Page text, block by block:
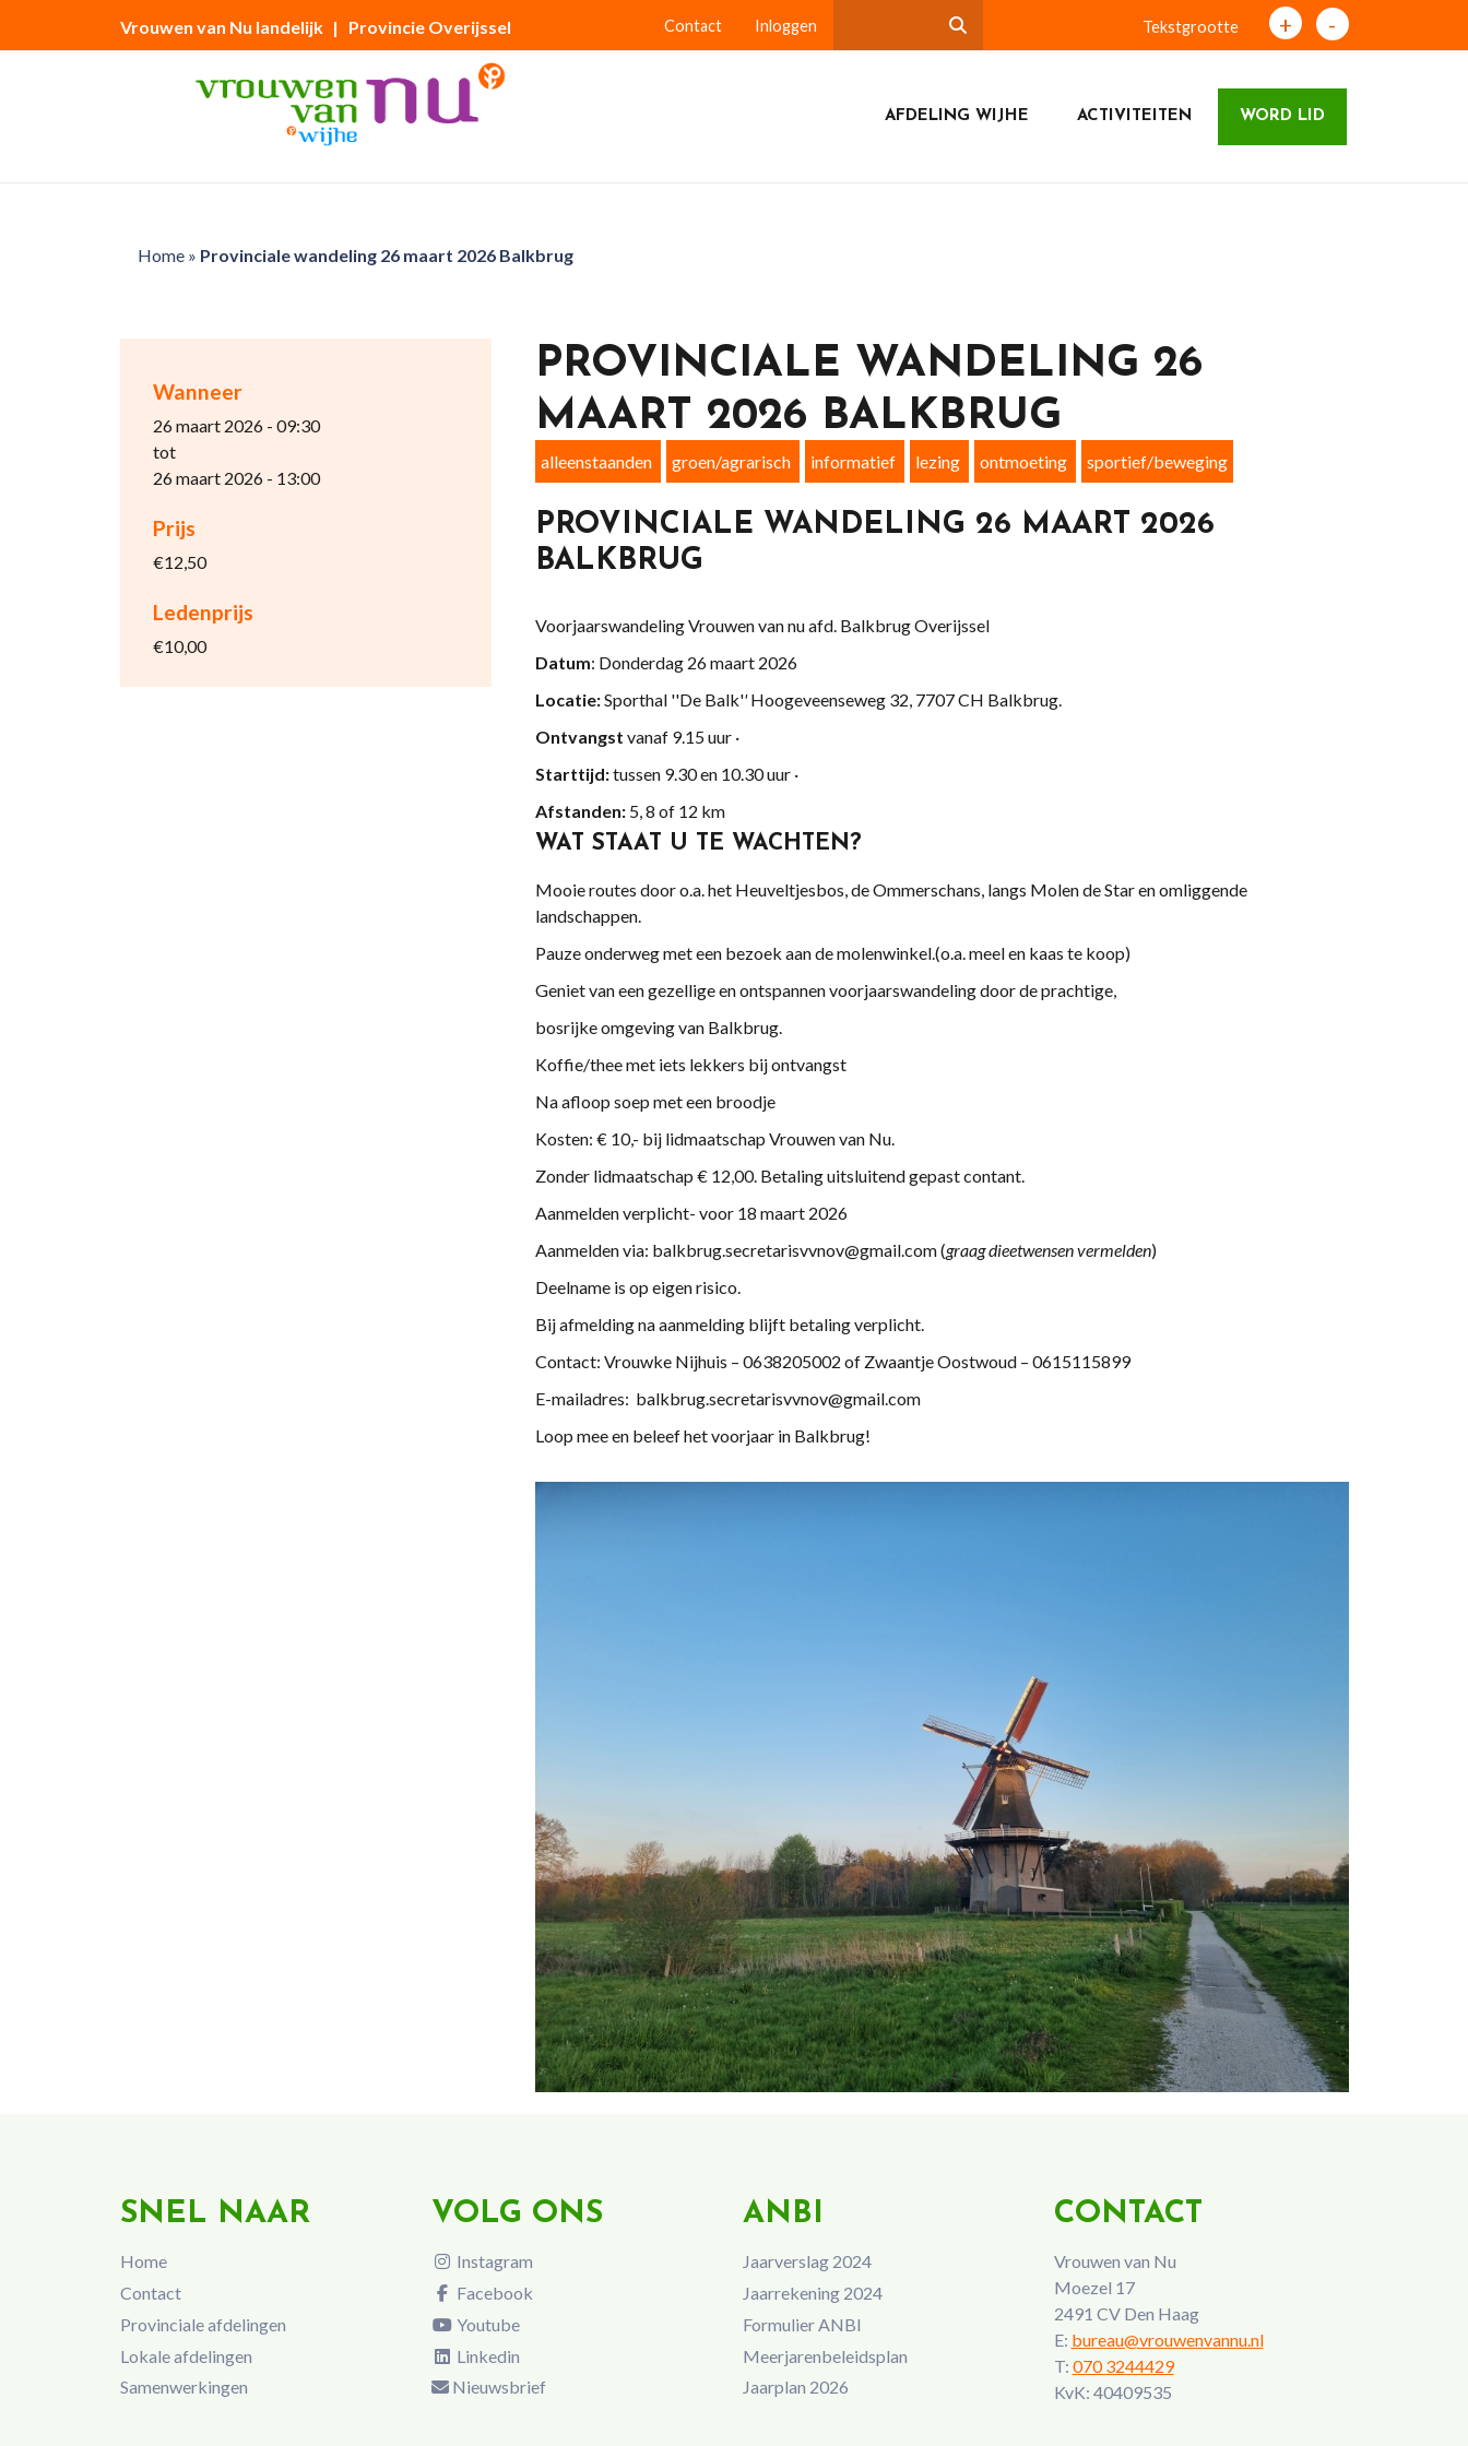
Vrouwen van Nu landelijk | Provincie Overijssel Contact Inloggen Tekstgrootte + -
AFDELING WIJHE ACTIVITEITEN WORD LID
Home» Provinciale wandeling 26 maart 2026 Balkbrug
Wanneer
26 maart 2026 - 09:30
tot
26 maart 2026 - 13:00
Prijs
€12,50
Ledenprijs
€10,00
PROVINCIALE WANDELING 26
MAART 2026 BALKBRUG
alleenstaanden groen/agrarisch informatief lezing ontmoeting sportief/beweging
PROVINCIALE WANDELING 26 MAART 2026
BALKBRUG
Voorjaarswandeling Vrouwen van nu afd. Balkbrug Overijssel
Datum: Donderdag 26 maart 2026
Locatie:Sporthal ''De Balk''Hoogeveenseweg 32, 7707 CH Balkbrug.
Ontvangst vanaf 9.15 uur ·
Starttijd:tussen 9.30 en 10.30 uur ·
Afstanden:5, 8 of 12 km
WAT STAAT U TE WACHTEN?
Mooie routes door o.a. het Heuveltjesbos, de Ommerschans, langs Molen de Star en omliggende
landschappen.
Pauze onderweg met een bezoek aan de molenwinkel.(o.a. meel en kaas te koop)
Geniet van een gezellige en ontspannen voorjaarswandeling door de prachtige,
bosrijke omgeving van Balkbrug.
Koffie/thee met iets lekkers bij ontvangst
Na afloop soep met een broodje
Kosten: € 10,- bij lidmaatschap Vrouwen van Nu.
Zonder lidmaatschap € 12,00. Betaling uitsluitend gepast contant.
Aanmelden verplicht- voor 18 maart 2026
Aanmelden via: balkbrug.secretarisvvnov@gmail.com (graag dieetwensen vermelden)
Deelname is op eigen risico.
Bij afmelding na aanmelding blijft betaling verplicht.
Contact: Vrouwke Nijhuis – 0638205002 of Zwaantje Oostwoud – 0615115899
E-mailadres: balkbrug.secretarisvvnov@gmail.com
Loop mee en beleef het voorjaar in Balkbrug!
SNEL NAAR
Home
Contact
Provinciale afdelingen
Lokale afdelingen
Samenwerkingen
VOLG ONS
Instagram
Facebook
Youtube
Linkedin
Nieuwsbrief
ANBI
Jaarverslag 2024
Jaarrekening 2024
Formulier ANBI
Meerjarenbeleidsplan
Jaarplan 2026
CONTACT
Vrouwen van Nu
Moezel 17
2491 CV Den Haag
E: bureau@vrouwenvannu.nl
T: 070 3244429
KvK: 40409535